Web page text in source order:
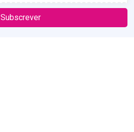
Subscrever